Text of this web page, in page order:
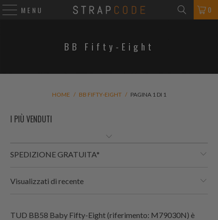
MENU 0
BB Fifty‐Eight
HOME / BB FIFTY‐EIGHT / PAGINA 1 DI 1
SPEDIZIONE GRATUITA*
Visualizzati di recente
TUD BB58 Baby Fifty-Eight (riferimento: M79030N) è